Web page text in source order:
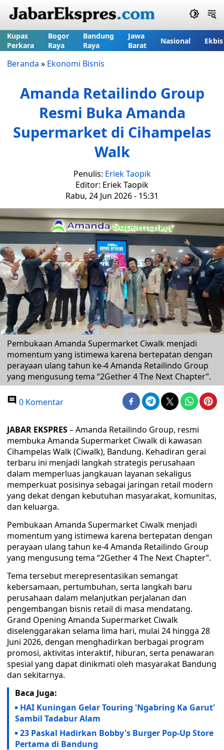
Kupas
Perkara
Bogor
Raya
Bandung
Raya
Jawa
Barat
Nasional Ekbis
Beranda » Ekonomi Bisnis
Amanda Retailindo Group
Resmi Buka Amanda
Supermarket di Cihampelas
Walk
Penulis: Eriek Taopik
Editor: Eriek Taopik
Rabu, 24 Jun 2026 - 15:31
Pembukaan Amanda Supermarket Ciwalk menjadi
momentum yang istimewa karena bertepatan dengan
perayaan ulang tahun ke-4 Amanda Retailindo Group
yang mengusung tema “2Gether 4 The Next Chapter”.
0 Komentar
JABAR EKSPRES– Amanda Retailindo Group, resmi
membuka Amanda Supermarket Ciwalk di kawasan
Cihampelas Walk (Ciwalk), Bandung. Kehadiran gerai
terbaru ini menjadi langkah strategis perusahaan
dalam memperluas jangkauan layanan sekaligus
memperkuat posisinya sebagai jaringan retail modern
yang dekat dengan kebutuhan masyarakat, komunitas,
dan keluarga.
Pembukaan Amanda Supermarket Ciwalk menjadi
momentum yang istimewa karena bertepatan dengan
perayaan ulang tahun ke-4 Amanda Retailindo Group
yang mengusung tema “2Gether 4 The Next Chapter”.
Tema tersebut merepresentasikan semangat
kebersamaan, pertumbuhan, serta langkah baru
perusahaan dalam melanjutkan perjalanan dan
pengembangan bisnis retail di masa mendatang.
Grand Opening Amanda Supermarket Ciwalk
diselenggarakan selama lima hari, mulai 24 hingga 28
Juni 2026, dengan menghadirkan berbagai program
promosi, aktivitas interaktif, hiburan, serta penawaran
spesial yang dapat dinikmati oleh masyarakat Bandung
dan sekitarnya.
Baca Juga:
HAI Kuningan Gelar Touring 'Ngabring Ka Garut'
Sambil Tadabur Alam
23 Paskal Hadirkan Bobby's Burger Pop-Up Store
Pertama di Bandung